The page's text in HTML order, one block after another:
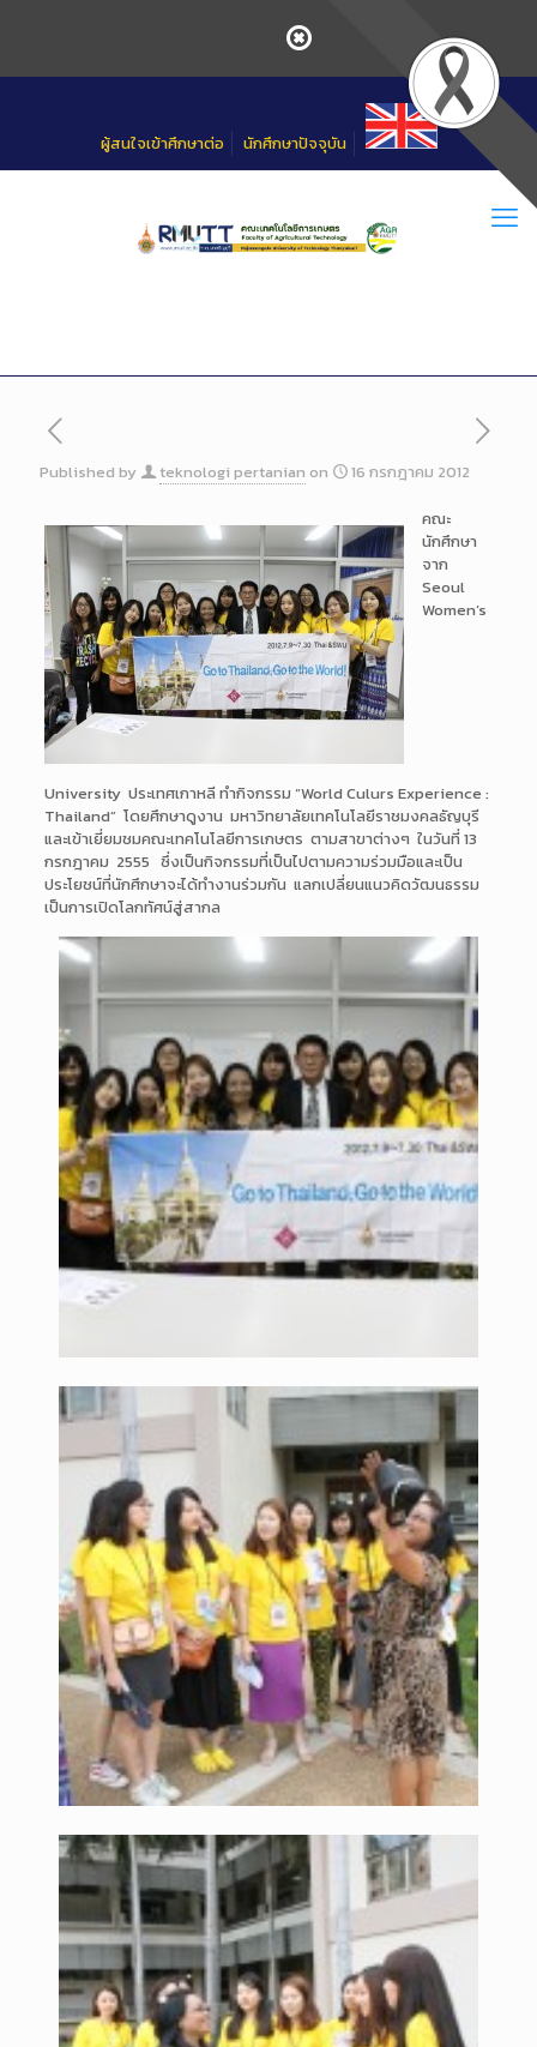
ผู้สนใจเข้าศึกษาต่อ นักศึกษาปัจจุบัน
Published by teknologi pertanian on 16 กรกฎาคม 2012
คณะ
นักศึกษา
จาก
Seoul
Women’s
University ประเทศเกาหลี ทำกิจกรรม “World Culurs Experience :
Thailand” โดยศึกษาดูงาน มหาวิทยาลัยเทคโนโลยีราชมงคลธัญบุรี
และเข้าเยี่ยมชมคณะเทคโนโลยีการเกษตร ตามสาขาต่างๆ ในวันที่ 13
กรกฎาคม 2555 ซึ่งเป็นกิจกรรมที่เป็นไปตามความร่วมมือและเป็น
ประโยชน์ที่นักศึกษาจะได้ทำงานร่วมกัน แลกเปลี่ยนแนวคิดวัฒนธรรม
เป็นการเปิดโลกทัศน์สู่สากล